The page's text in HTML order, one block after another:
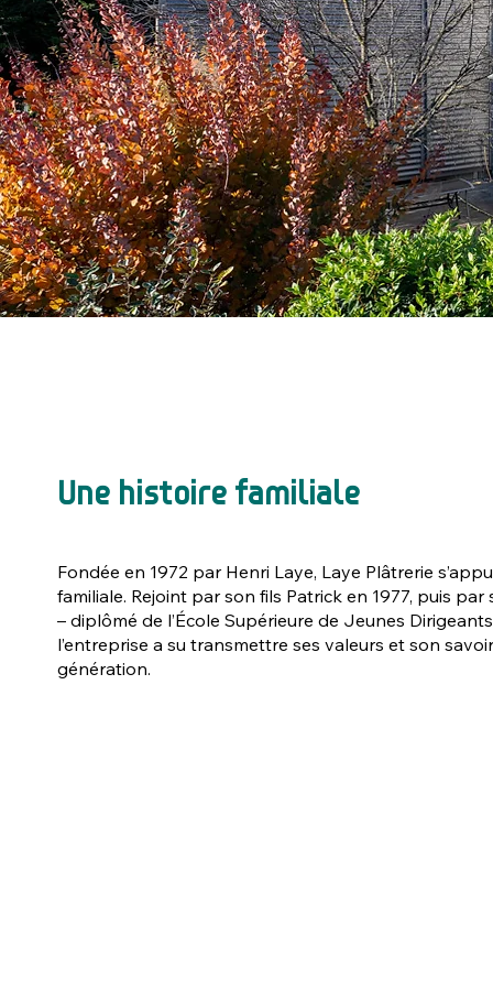
Une histoire familiale
Fondée en 1972 par Henri Laye, Laye Plâtrerie
familiale. Rejoint par son fils Patrick en 1977, puis
– diplômé de l’École Supérieure de Jeunes
l’entreprise a su transmettre ses valeurs et son
génération.